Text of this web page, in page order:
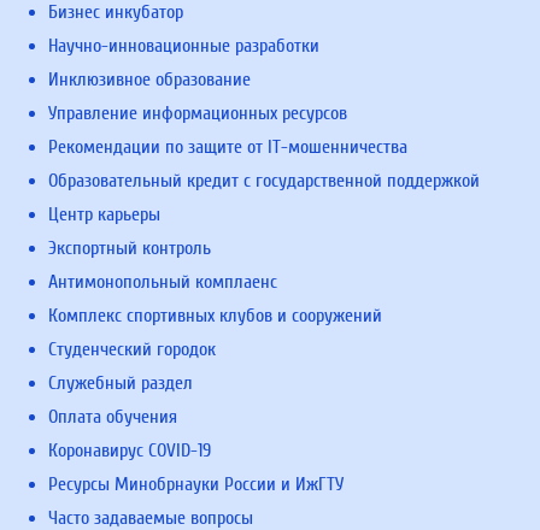
Бизнес инкубатор
Научно-инновационные разработки
Инклюзивное образование
Управление информационных ресурсов
Рекомендации по защите от IT-мошенничества
Образовательный кредит с государственной поддержкой
Центр карьеры
Экспортный контроль
Антимонопольный комплаенс
Комплекс спортивных клубов и сооружений
Студенческий городок
Служебный раздел
Оплата обучения
Коронавирус COVID-19
Ресурсы Минобрнауки России и ИжГТУ
Часто задаваемые вопросы